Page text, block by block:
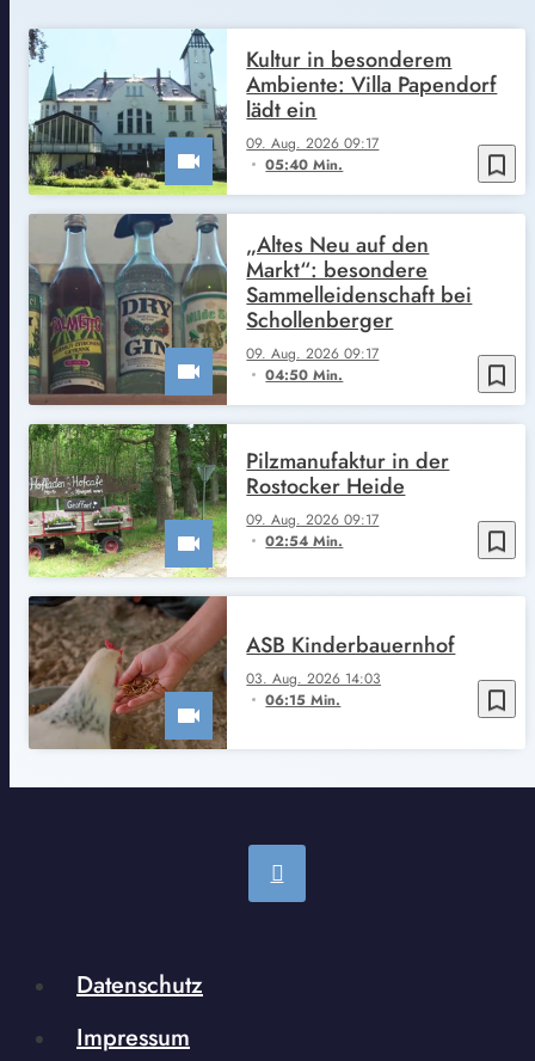
bookmark_border
09. Aug. 2026 09:17
05:40 Min.
Kultur in besonderem
Ambiente: Villa Papendorf
lädt ein
bookmark_border
09. Aug. 2026 09:17
04:50 Min.
„Altes Neu auf den
Markt“: besondere
Sammelleidenschaft bei
Schollenberger
bookmark_border
09. Aug. 2026 09:17
02:54 Min.
Pilzmanufaktur in der
Rostocker Heide
bookmark_border
03. Aug. 2026 14:03
06:15 Min.
ASB Kinderbauernhof
Datenschutz
Impressum